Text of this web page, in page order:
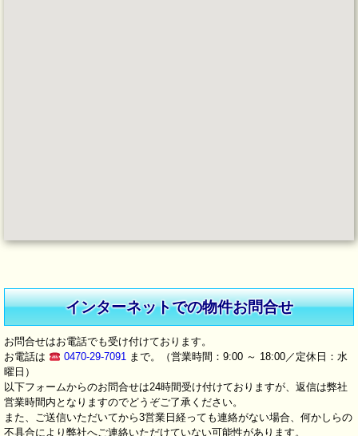
インターネットでの物件お問合せ
お問合せはお電話でも受け付けております。
お電話は
0470-29-7091まで。（営業時間：9:00 ～ 18:00／定休日：水
曜日）
以下フォームからのお問合せは24時間受け付けておりますが、返信は弊社
営業時間内となりますのでどうぞご了承ください。
また、ご送信いただいてから3営業日経っても連絡がない場合、何かしらの
不具合により弊社へご連絡いただけていない可能性があります。